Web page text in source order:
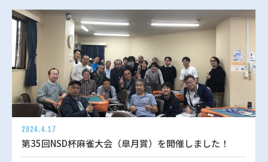
2024.4.17
第35回NSD杯麻雀大会（皐月賞）を開催しました！